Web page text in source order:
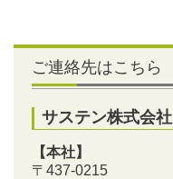
ご連絡先はこちら
サステン株式会社
【本社】
〒437-0215